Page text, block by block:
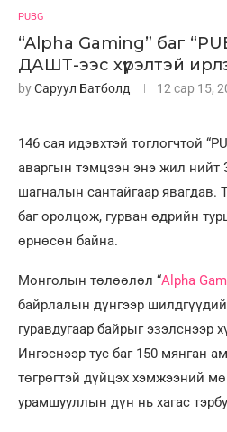
PUBG
“Alpha Gaming” баг
ДАШТ-ээс хүрэлтэй
byСаруул Батболд 12 сар 15,
146 сая идэвхтэй тоглогчтой
аваргын тэмцээн энэ жил нийт
шагналын сантайгаар явагдав.
баг оролцож, гурван өдрийн
өрнөсөн байна.
Монголын төлөөлөл “Alpha
байрлалын дүнгээр
гуравдугаар байрыг эзэлснээр
Ингэснээр тус баг 150 мянган
төгрөгтэй дүйцэх хэмжээний
урамшууллын дүн нь хагас